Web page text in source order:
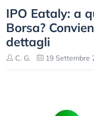
IPO Eataly: a
Borsa?
dettagli
C. G. 19 Settembre